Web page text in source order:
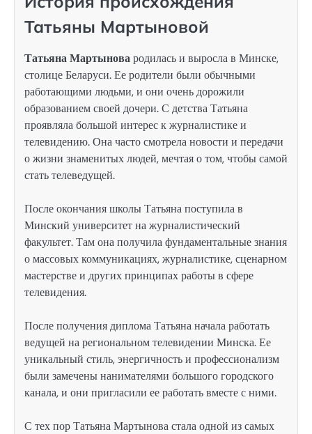
Татьяны Мартыновой
Татьяна Мартыновародилась и выросла в Минске,
столице Беларуси. Ее родители были обычными
работающими людьми, и они очень дорожили
образованием своей дочери. С детства Татьяна
проявляла большой интерес к журналистике и
телевидению. Она часто смотрела новости и передачи
о жизни знаменитых людей, мечтая о том, чтобы самой
стать телеведущей.
После окончания школы Татьяна поступила в
Минский университет на журналистический
факультет. Там она получила фундаментальные знания
о массовых коммуникациях, журналистике, сценарном
мастерстве и других принципах работы в сфере
телевидения.
После получения диплома Татьяна начала работать
ведущей на региональном телевидении Минска. Ее
уникальный стиль, энергичность и профессионализм
были замечены нанимателями большого городского
канала, и они пригласили ее работать вместе с ними.
С тех пор Татьяна Мартынова стала одной из самых